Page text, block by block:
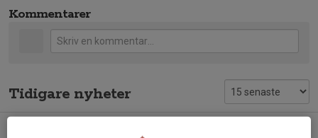
Kommentarer
Tidigare nyheter